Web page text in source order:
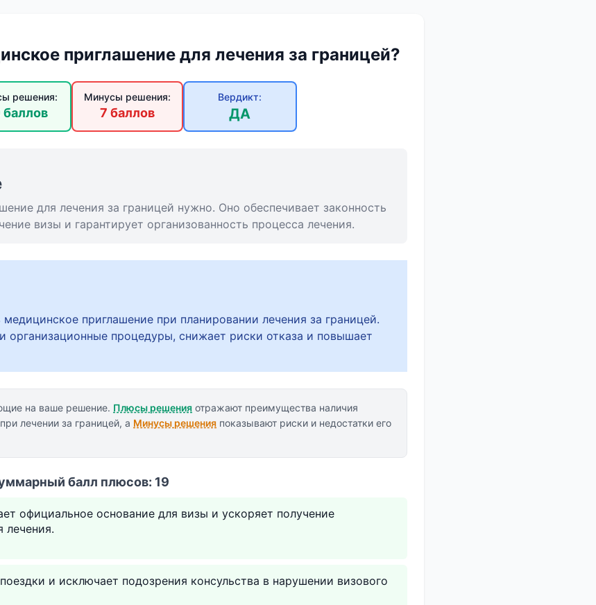
приглашение для лечения за границей?
решения:
баллов
Минусы решения:
7 баллов
Вердикт:
ДА
для лечения за границей нужно. Оно обеспечивает законность
визы и гарантирует организованность процесса лечения.
приглашение при планировании лечения за границей.
организационные процедуры, снижает риски отказа и повышает
на ваше решение. Плюсы решения отражают преимущества наличия
лечении за границей, а Минусы решения показывают риски и недостатки его
балл плюсов: 19
официальное основание для визы и ускоряет получение
лечения.
и исключает подозрения консульства в нарушении визового